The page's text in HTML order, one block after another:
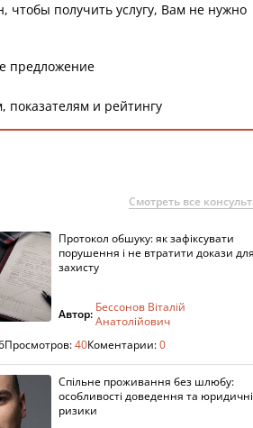
чтобы получить услугу, Вам не нужно
предложение
и рейтингу
Смотреть все
Протокол обшуку: як зафіксувати
порушення і не втратити докази
захисту
Автор: Бессонов Віталій
Анатолійович
Просмотров:40Коментарии:0
Спільне проживання без шлюбу:
особливості доведення та юридичні
ризики